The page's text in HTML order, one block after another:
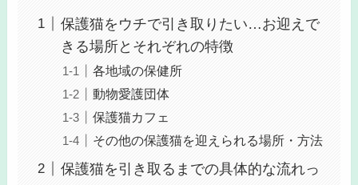
保護猫をウチで引き取りたい…お迎えで
きる場所とそれぞれの特徴
各地域の保健所
動物愛護団体
保護猫カフェ
その他の保護猫を迎えられる場所・方法
保護猫を引き取るまでの具体的な流れっ